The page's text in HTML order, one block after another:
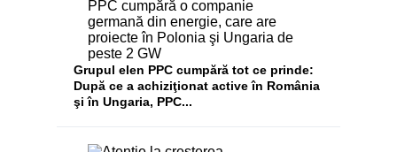
Grupul elen PPC cumpără tot ce prinde:
După ce a achiziţionat active în România
şi în Ungaria, PPC...